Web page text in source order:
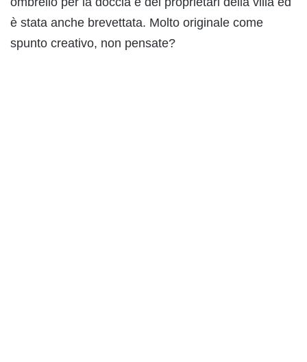
è stata anche brevettata. Molto originale come
spunto creativo, non pensate?